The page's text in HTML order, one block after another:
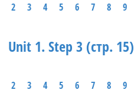
2 3 4 5 6 7 8 9
Unit 1. Step 3 (стр. 15)
2 3 4 5 6 7 8 9